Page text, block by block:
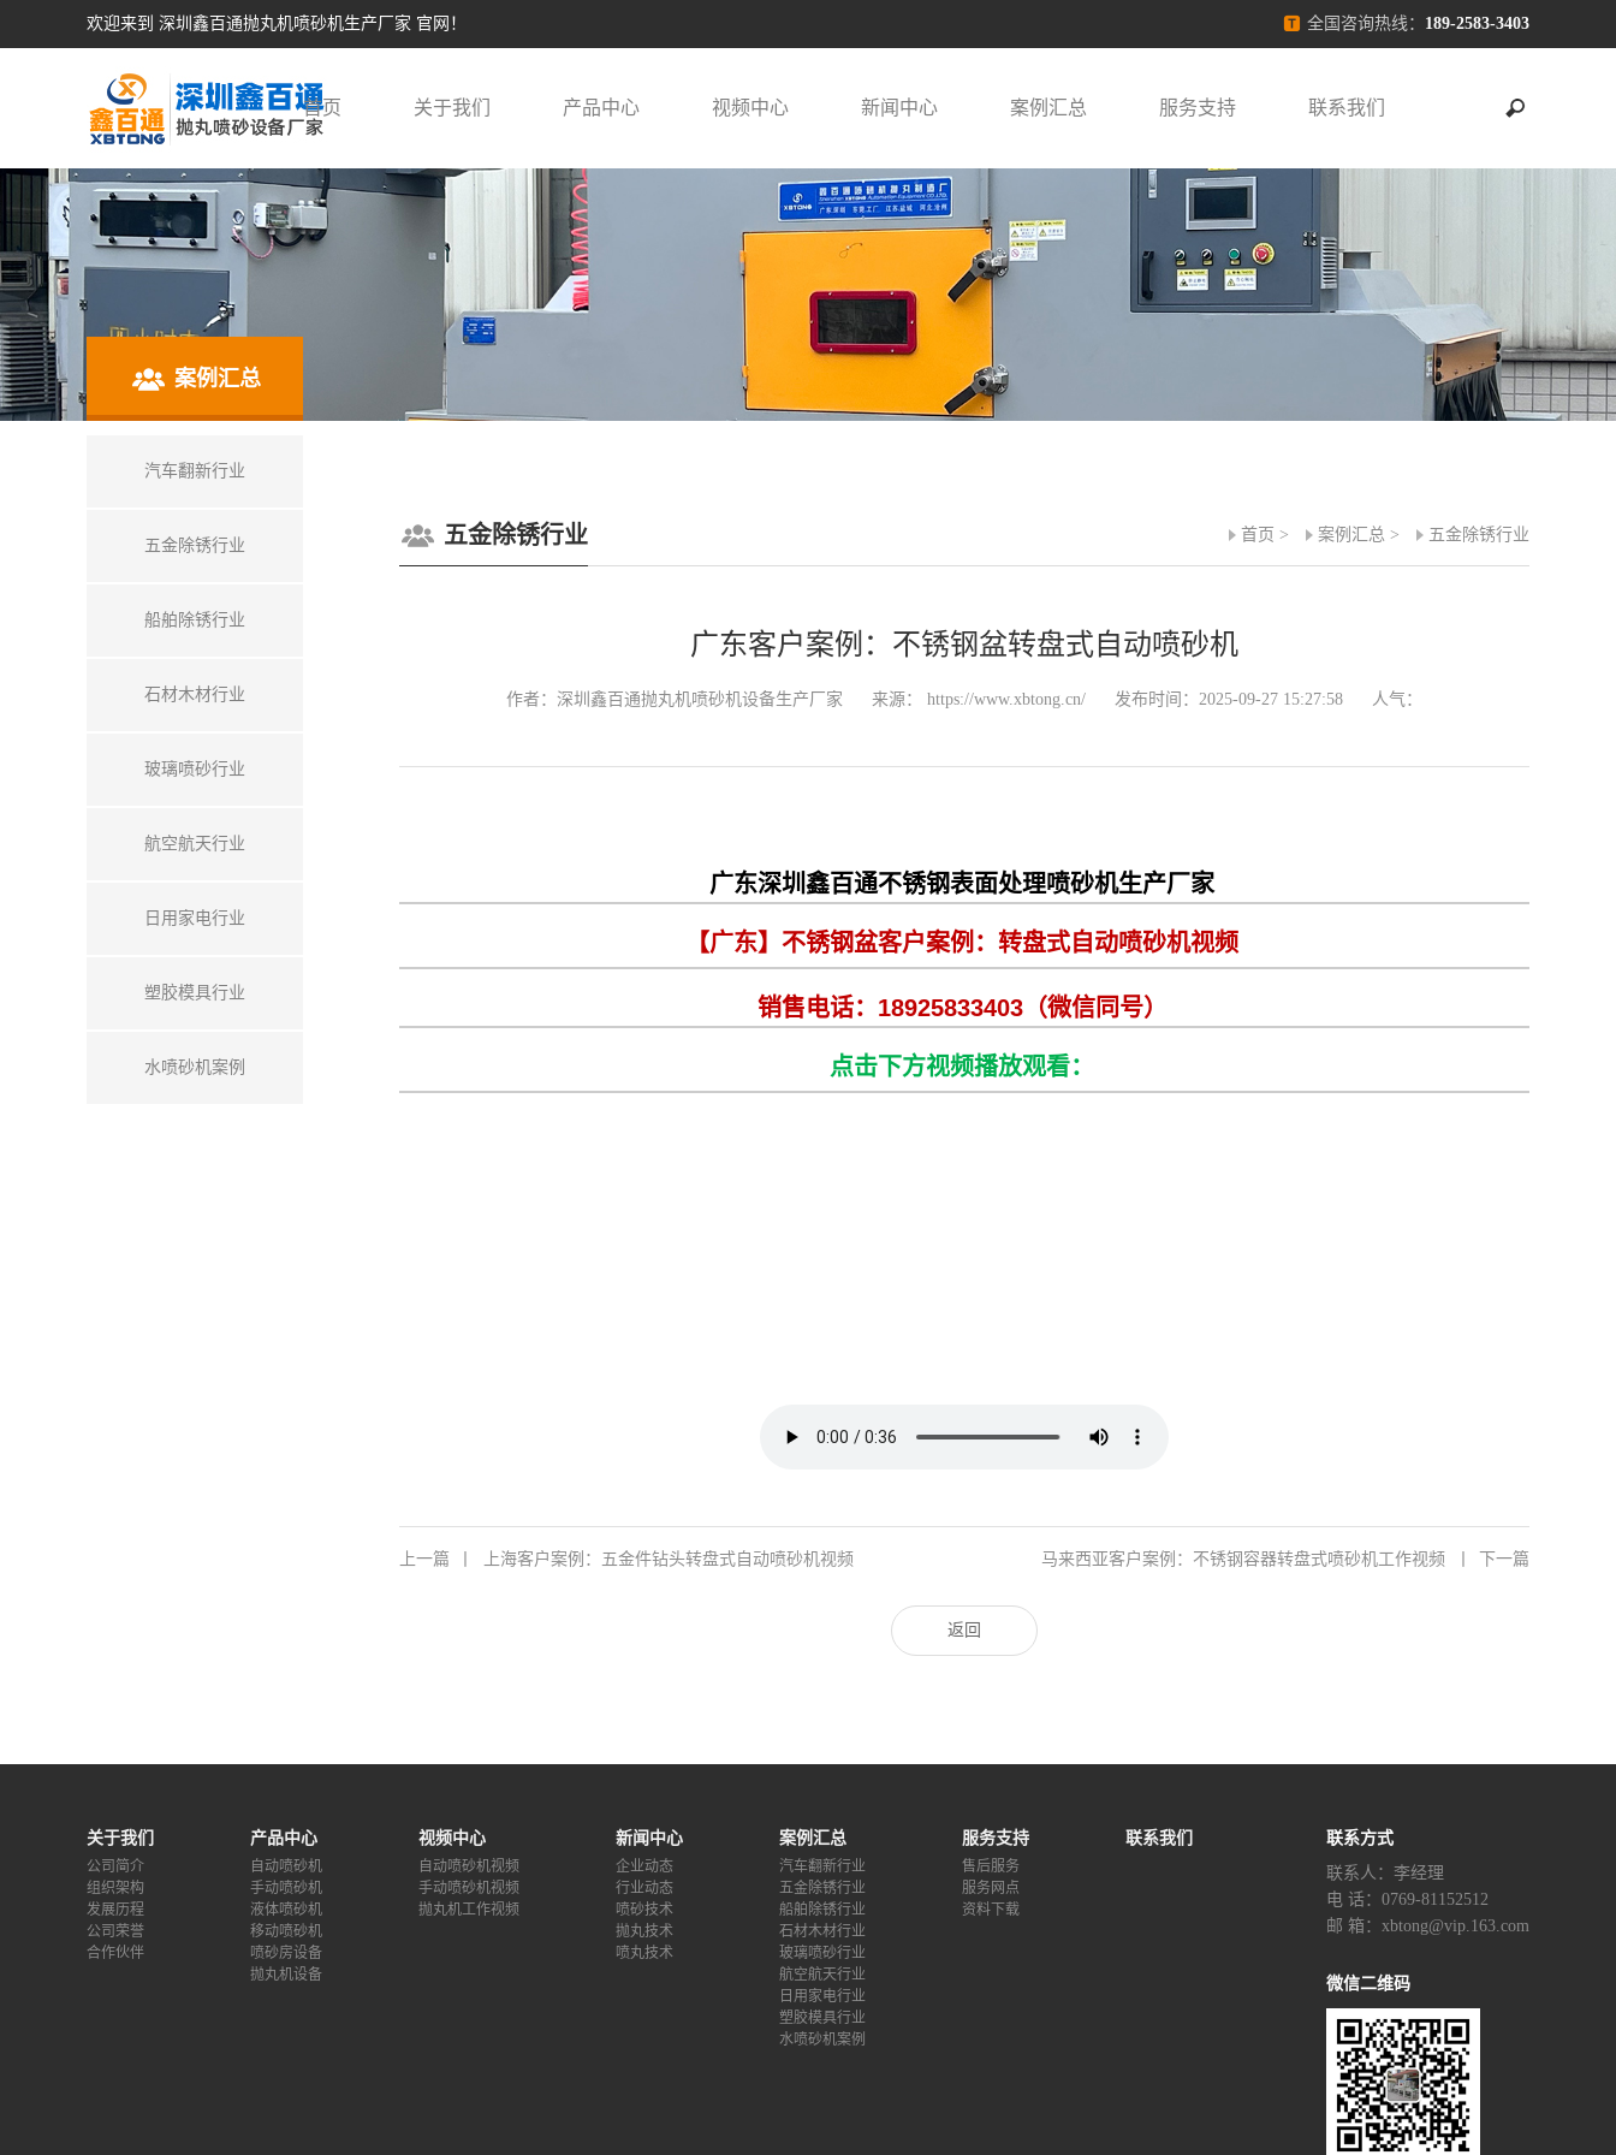
欢迎来到 深圳鑫百通抛丸机喷砂机生产厂家 官网！ 全国咨询热线： 189-2583-3403
首页 关于我们 产品中心 视频中心 新闻中心 案例汇总 服务支持 联系我们
案例汇总
汽车翻新行业
五金除锈行业
船舶除锈行业
石材木材行业
玻璃喷砂行业
航空航天行业
日用家电行业
塑胶模具行业
水喷砂机案例
五金除锈行业 首页 > 案例汇总 > 五金除锈行业
广东客户案例：不锈钢盆转盘式自动喷砂机
作者：深圳鑫百通抛丸机喷砂机设备生产厂家 来源： https://www.xbtong.cn/ 发布时间：2025-09-27 15:27:58 人气：
广东深圳鑫百通不锈钢表面处理喷砂机生产厂家
【广东】不锈钢盆客户案例 ：转盘式自动喷砂机视频
销售电话：18925833403（微信同号）
点击下方视频播放观看：
上一篇 上海客户案例：五金件钻头转盘式自动喷砂机视频 下一篇
马来西亚客户案例：不锈钢容器转盘式喷砂机工作视频
返回
关于我们
公司简介
组织架构
发展历程
公司荣誉
合作伙伴
产品中心
自动喷砂机
手动喷砂机
液体喷砂机
移动喷砂机
喷砂房设备
抛丸机设备
视频中心
自动喷砂机视频
手动喷砂机视频
抛丸机工作视频
新闻中心
企业动态
行业动态
喷砂技术
抛丸技术
喷丸技术
案例汇总
汽车翻新行业
五金除锈行业
船舶除锈行业
石材木材行业
玻璃喷砂行业
航空航天行业
日用家电行业
塑胶模具行业
水喷砂机案例
服务支持
售后服务
服务网点
资料下载
联系我们
联系方式
联系人：李经理‬
电 话：0769-81152512
邮 箱：xbtong@vip.163.com
微信二维码